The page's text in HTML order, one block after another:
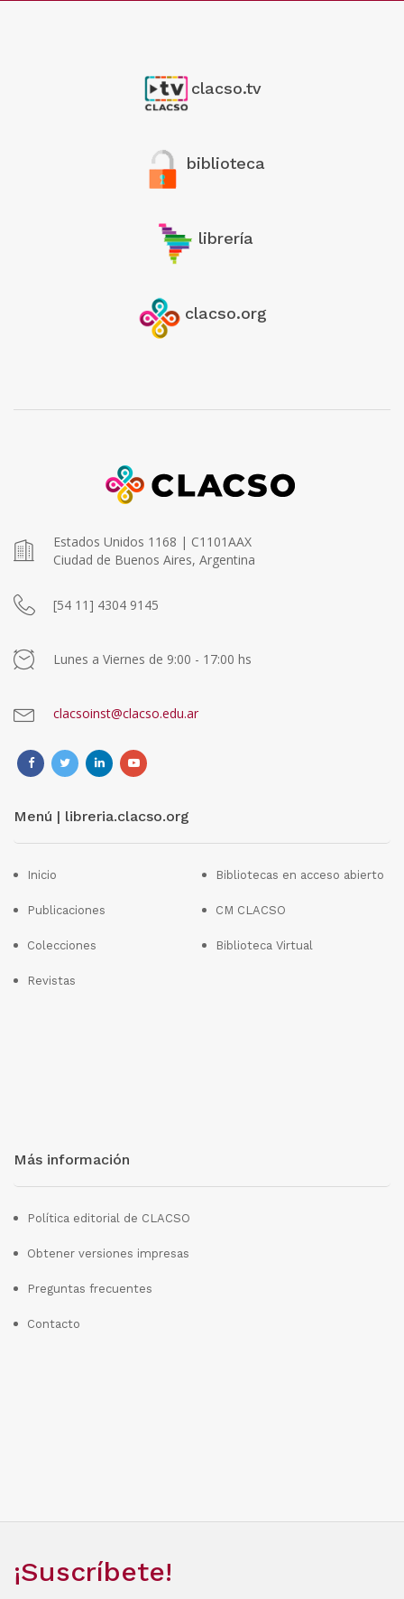
clacso.tv
biblioteca
librería
clacso.org
Estados Unidos 1168 | C1101AAX
Ciudad de Buenos Aires, Argentina
[54 11] 4304 9145
Lunes a Viernes de 9:00 - 17:00 hs
clacsoinst@clacso.edu.ar
Menú | libreria.clacso.org
Inicio
Publicaciones
Colecciones
Revistas
Bibliotecas en acceso abierto
CM CLACSO
Biblioteca Virtual
Más información
Política editorial de CLACSO
Obtener versiones impresas
Preguntas frecuentes
Contacto
¡Suscríbete!